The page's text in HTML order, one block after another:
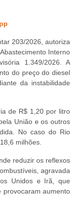
203/2026, autoriza
Interno
1.349/2026. A
do preço do diesel
da instabilidade
de R$ 1,20 por litro
União e os outros
No caso do Rio
milhões.
reduzir os reflexos
agravada
Unidos e Irã, que
provocaram aumento